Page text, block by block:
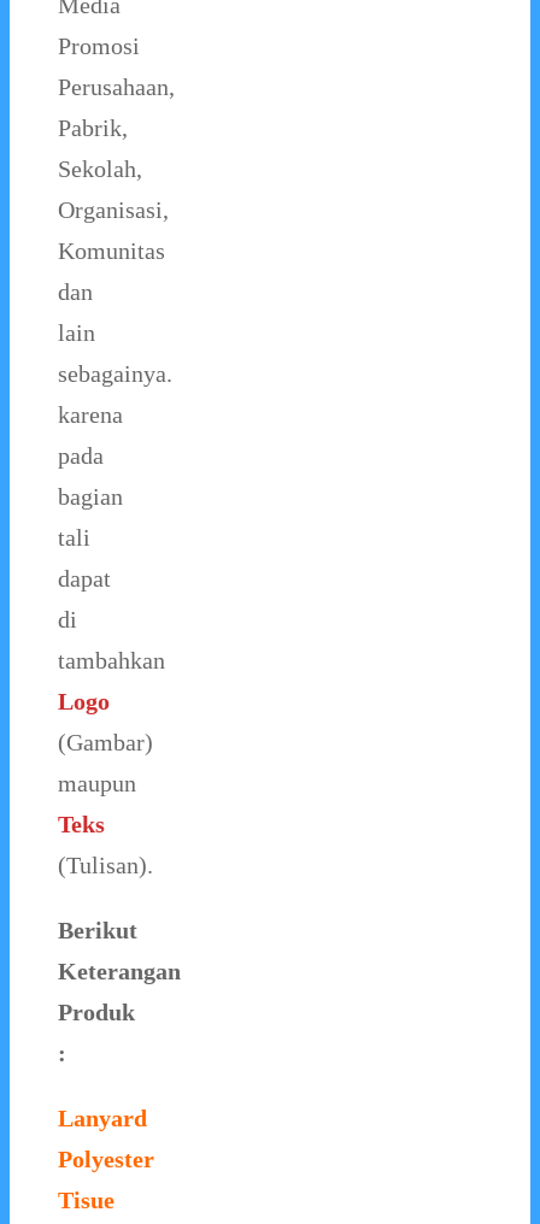
Promosi
Perusahaan,
Pabrik,
Sekolah,
Organisasi,
Komunitas
dan
lain
sebagainya.
karena
pada
bagian
tali
dapat
di
tambahkan
Logo
(Gambar)
maupun
Teks
(Tulisan).
Berikut
Keterangan
Produk
:
Lanyard
Polyester
Tisue